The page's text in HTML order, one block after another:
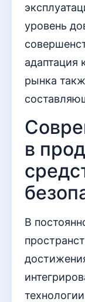
уровень
рынка
в
В